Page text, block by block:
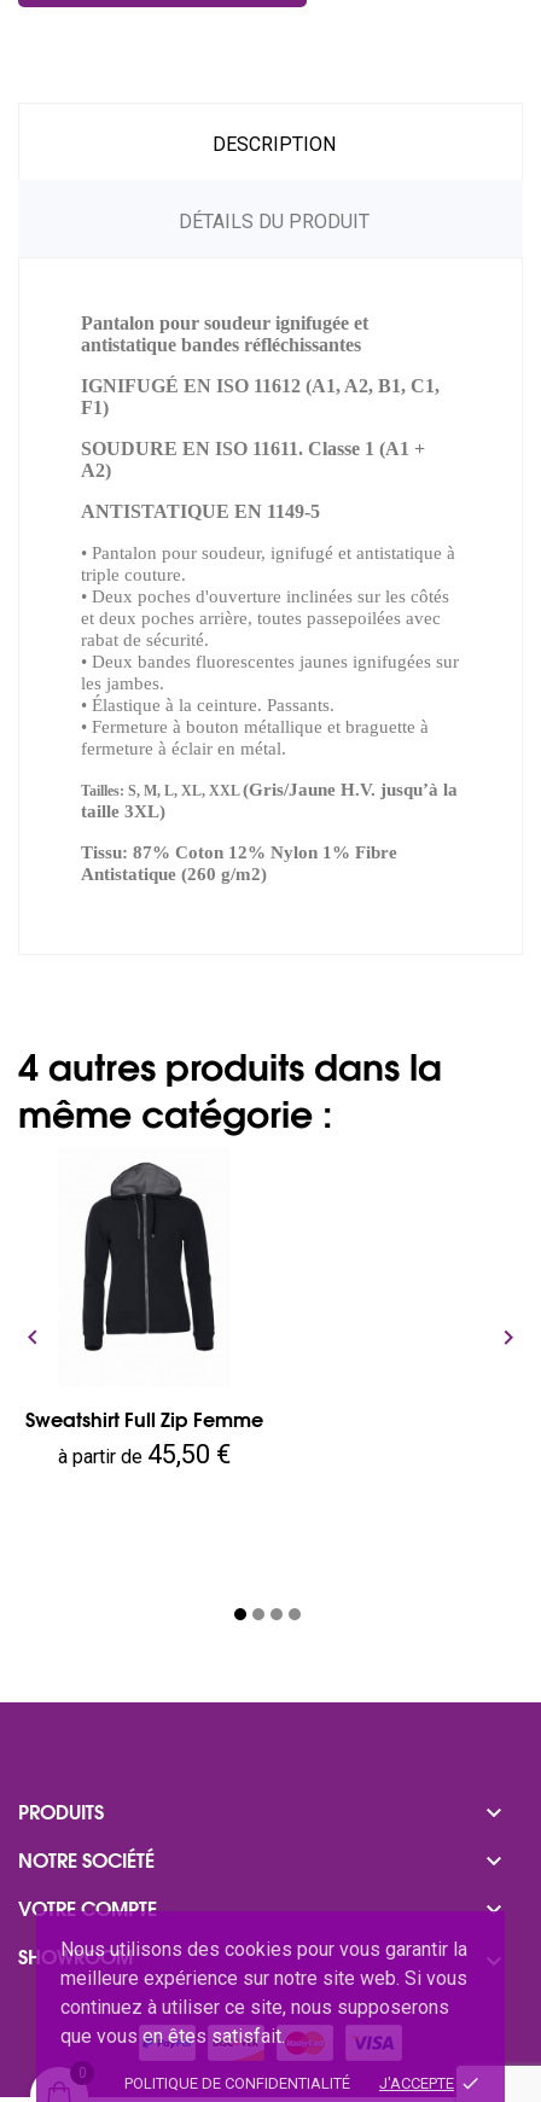
Nous utilisons des cookies pour vous garantir la
meilleure expérience sur notre site web. Si vous
continuez à utiliser ce site, nous supposerons
que vous en êtes satisfait.
POLITIQUE DE CONFIDENTIALITÉ J'ACCEPTE done
DESCRIPTION
DÉTAILS DU PRODUIT
Pantalon pour soudeur ignifugée et
antistatique bandes réfléchissantes
IGNIFUGÉ EN ISO 11612 (A1, A2, B1, C1,
F1)
SOUDURE EN ISO 11611. Classe 1 (A1 +
A2)
ANTISTATIQUE EN 1149-5
• Pantalon pour soudeur, ignifugé et antistatique à
triple couture.
• Deux poches d'ouverture inclinées sur les côtés
et deux poches arrière, toutes passepoilées avec
rabat de sécurité.
• Deux bandes fluorescentes jaunes ignifugées sur
les jambes.
• Élastique à la ceinture. Passants.
• Fermeture à bouton métallique et braguette à
fermeture à éclair en métal.
Tailles: S, M, L, XL, XXL(Gris/Jaune H.V. jusqu’à la
taille 3XL)
Tissu: 87% Coton 12% Nylon 1% Fibre
Antistatique (260 g/m2)
4 autres produits dans la
même catégorie :
Sweatshirt Full Zip Femme
Prix
à partir de 45,50 €
 
PRODUITS 
NOTRE SOCIÉTÉ 
VOTRE COMPTE 
SHOWROOM 
0